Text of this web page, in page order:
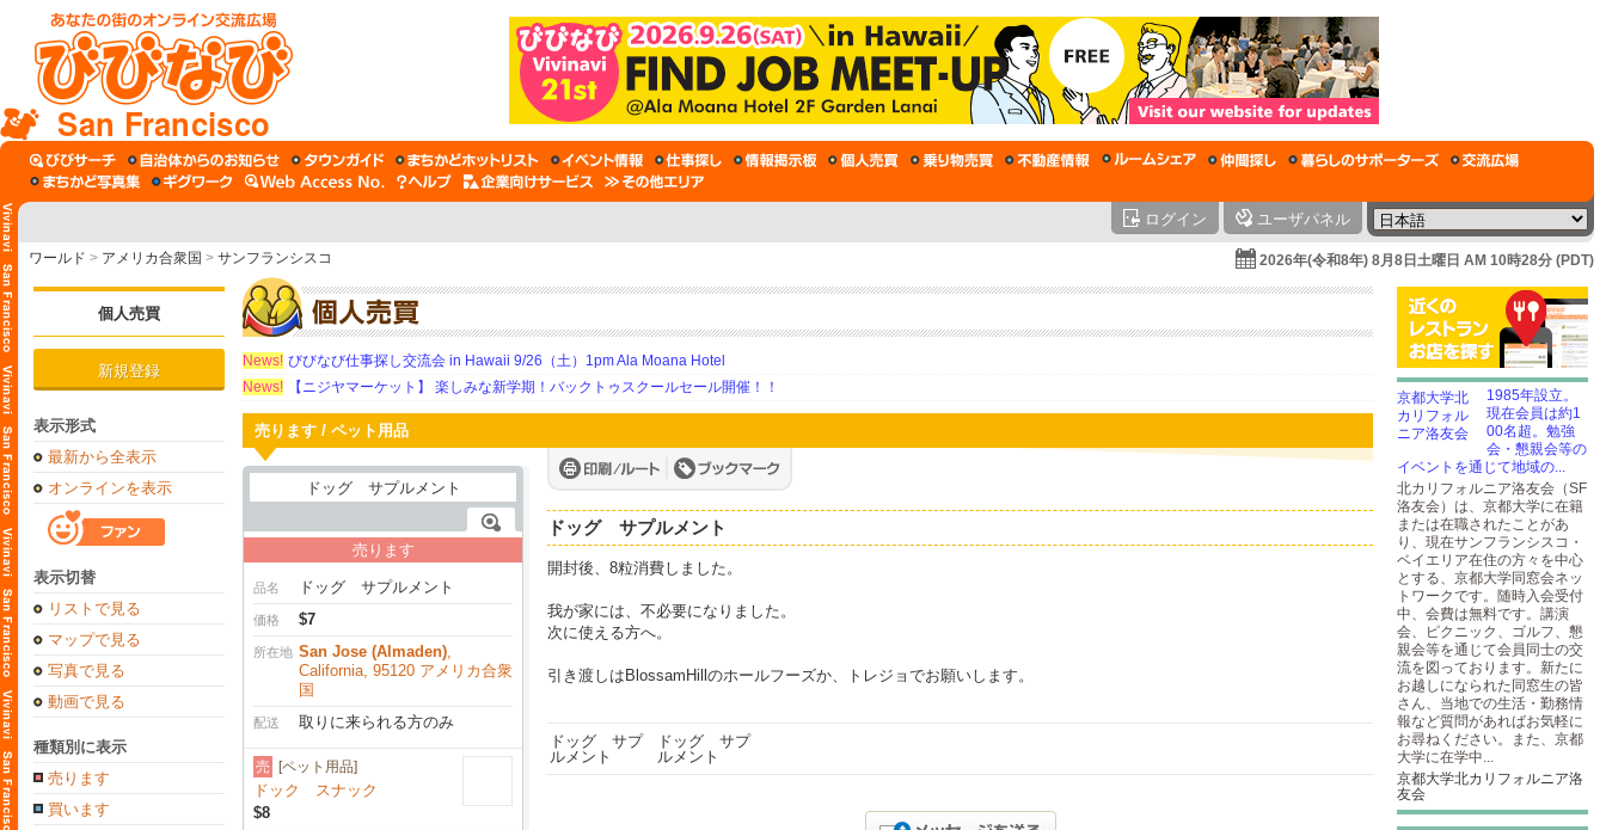
San Francisco
ログイン ユーザパネル
ワールド > アメリカ合衆国 > サンフランシスコ 2026年(令和8年) 8月8日土曜日 AM 10時28分 (PDT)
個人売買
新規登録
表示形式
最新から全表示
オンラインを表示
表示切替
リストで見る
マップで見る
写真で見る
動画で見る
種類別に表示
売ります
買います
News! びびなび仕事探し交流会 in Hawaii 9/26（土）1pm Ala Moana Hotel
News!
【ニジヤマーケット】 楽しみな新学期！バックトゥスクールセール開催！！
売ります / ペット用品
売ります
品名 ドッグ サプルメント
価格 $7
所在地 San Jose (Almaden),
California, 95120 アメリカ合衆
国
配送 取りに来られる方のみ
売 [ペット用品]
ドック スナック
$8
ドッグ サプルメント
開封後、8粒消費しました。
我が家には、不必要になりました。
次に使える方へ。
引き渡しはBlossamHillのホールフーズか、トレジョでお願いします。
1985年設立。
現在会員は約1
00名超。勉強
会・懇親会等の
イベントを通じて地域の...
北カリフォルニア洛友会（SF
洛友会）は、京都大学に在籍
または在職されたことがあ
り、現在サンフランシスコ・
ベイエリア在住の方々を中心
とする、京都大学同窓会ネッ
トワークです。随時入会受付
中、会費は無料です。講演
会、ピクニック、ゴルフ、懇
親会等を通じて会員同士の交
流を図っております。新たに
お越しになられた同窓生の皆
さん、当地での生活・勤務情
報など質問があればお気軽に
お尋ねください。また、京都
大学に在学中...
京都大学北カリフォルニア洛
友会